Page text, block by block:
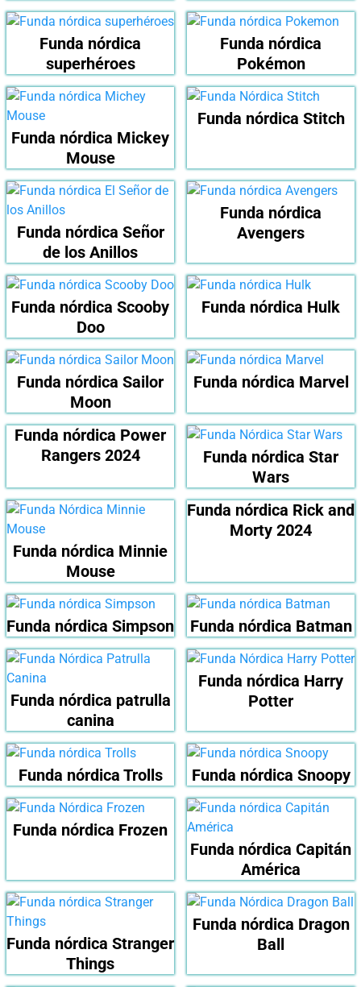
Funda nórdica
superhéroes
Funda nórdica
Pokémon
Funda nórdica Mickey
Mouse
Funda nórdica Stitch
Funda nórdica Señor
de los Anillos
Funda nórdica
Avengers
Funda nórdica Scooby
Doo
Funda nórdica Hulk
Funda nórdica Sailor
Moon
Funda nórdica Marvel
Funda nórdica Power
Rangers 2024
Funda nórdica Star
Wars
Funda nórdica Minnie
Mouse
Funda nórdica Rick and
Morty 2024
Funda nórdica Simpson Funda nórdica Batman
Funda nórdica patrulla
canina
Funda nórdica Harry
Potter
Funda nórdica Trolls Funda nórdica Snoopy
Funda nórdica Frozen
Funda nórdica Capitán
América
Funda nórdica Stranger
Things
Funda nórdica Dragon
Ball